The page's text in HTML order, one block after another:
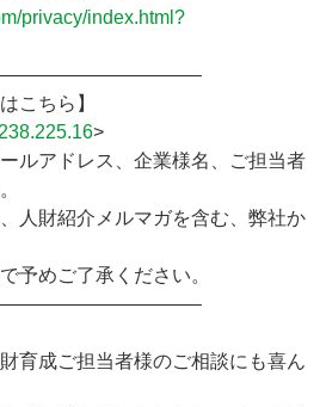
privacy/index.html?
こちら】
>
ルアドレス、企業様名、ご担当者
人財紹介メルマガを含む、弊社か
予めご了承ください。
育成ご担当者様のご相談にも喜ん